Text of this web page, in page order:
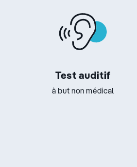
Test auditif
à but non médical